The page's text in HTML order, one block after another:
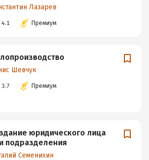
Лазарев
4.1 Премиум
Шевчук
3.7 Премиум
юридического лица
подразделения
Семенихин